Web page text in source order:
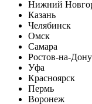
Нижний
Казань
Челябинск
Омск
Самара
Ростов-на-Дону
Уфа
Красноярск
Пермь
Воронеж